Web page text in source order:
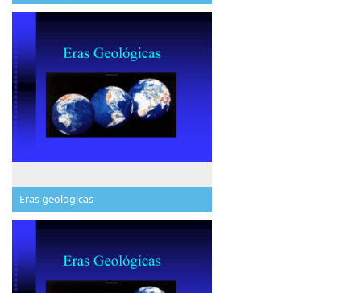
Eras geologicas